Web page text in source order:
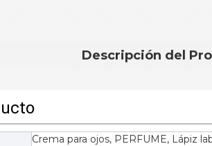
Descripción del
Crema para ojos, PERFUME, Lápiz